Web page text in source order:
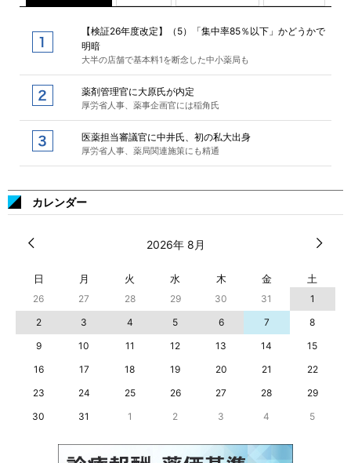
【検証26年度改定】（5）「集中率85％以下」かどうかで
明暗
大半の店舗で基本料1を断念した中小薬局も
薬剤管理官に大原氏が内定
厚労省人事、薬事企画官には稲角氏
医薬担当審議官に中井氏、初の私大出身
厚労省人事、薬局関連施策にも精通
カレンダー
2026年 8月
日 月 火 水 木 金 土
26 27 28 29 30 31
1
2
3 4 5 6 7
8
9
10 11 12 13 14
15
16
17 18 19 20 21
22
23
24 25 26 27 28
29
30
31 1 2 3 4 5